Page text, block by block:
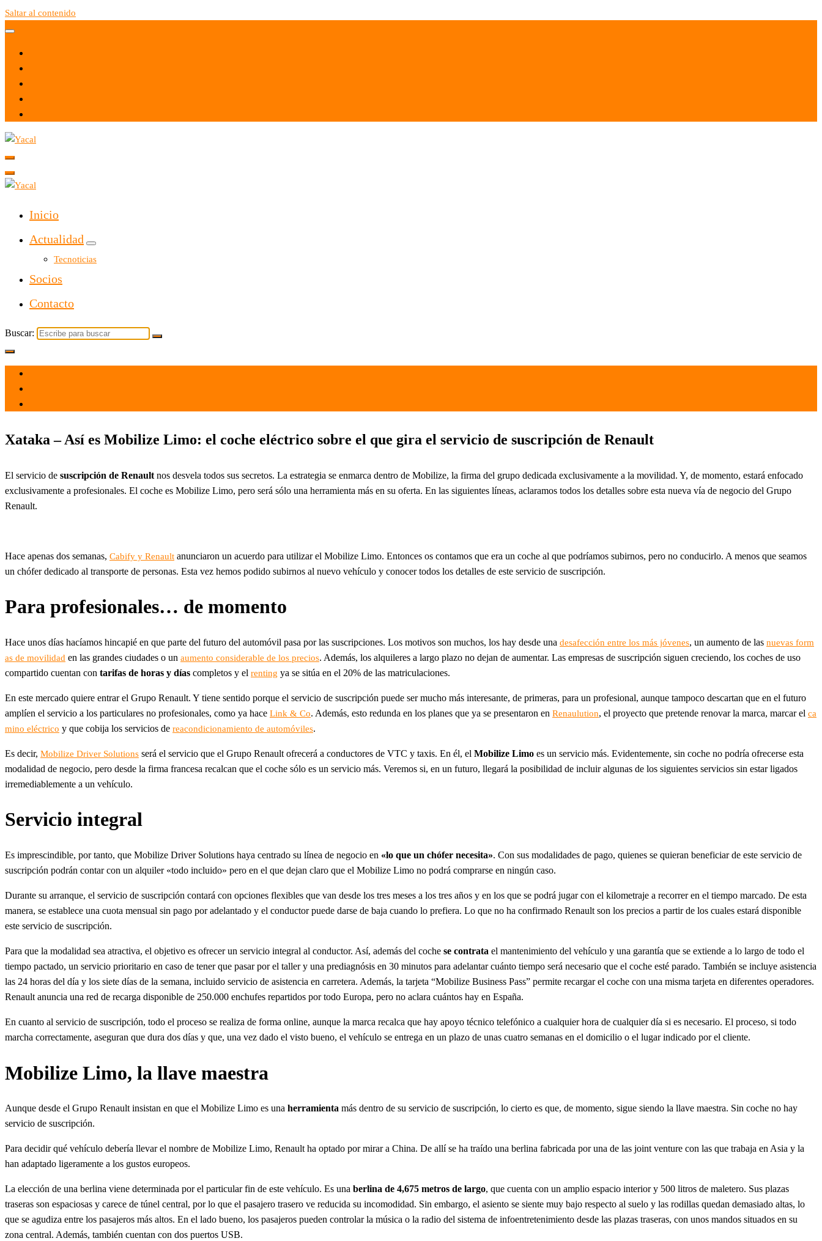
Saltar al contenido
Yacal micro hosting
Inicio
Actualidad
Tecnoticias
Socios
Contacto
Buscar:
Xataka – Así es Mobilize Limo: el coche eléctrico sobre el que gira el servicio de suscripción de Renault
El servicio de suscripción de Renault nos desvela todos sus secretos. La estrategia se enmarca dentro de Mobilize, la firma del grupo dedicada exclusivamente a la movilidad. Y, de momento, estará enfocado
exclusivamente a profesionales. El coche es Mobilize Limo, pero será sólo una herramienta más en su oferta. En las siguientes líneas, aclaramos todos los detalles sobre esta nueva vía de negocio del Grupo
Renault.
Hace apenas dos semanas, Cabify y Renault anunciaron un acuerdo para utilizar el Mobilize Limo. Entonces os contamos que era un coche al que podríamos subirnos, pero no conducirlo. A menos que seamos
un chófer dedicado al transporte de personas. Esta vez hemos podido subirnos al nuevo vehículo y conocer todos los detalles de este servicio de suscripción.
Para profesionales… de momento
Hace unos días hacíamos hincapié en que parte del futuro del automóvil pasa por las suscripciones. Los motivos son muchos, los hay desde una desafección entre los más jóvenes, un aumento de las nuevas form
as de movilidad en las grandes ciudades o un aumento considerable de los precios. Además, los alquileres a largo plazo no dejan de aumentar. Las empresas de suscripción siguen creciendo, los coches de uso
compartido cuentan con tarifas de horas y días completos y el renting ya se sitúa en el 20% de las matriculaciones.
En este mercado quiere entrar el Grupo Renault. Y tiene sentido porque el servicio de suscripción puede ser mucho más interesante, de primeras, para un profesional, aunque tampoco descartan que en el futuro
amplíen el servicio a los particulares no profesionales, como ya hace Link & Co. Además, esto redunda en los planes que ya se presentaron en Renaulution, el proyecto que pretende renovar la marca, marcar el ca
mino eléctrico y que cobija los servicios de reacondicionamiento de automóviles.
Es decir, Mobilize Driver Solutions será el servicio que el Grupo Renault ofrecerá a conductores de VTC y taxis. En él, el Mobilize Limo es un servicio más. Evidentemente, sin coche no podría ofrecerse esta
modalidad de negocio, pero desde la firma francesa recalcan que el coche sólo es un servicio más. Veremos si, en un futuro, llegará la posibilidad de incluir algunas de los siguientes servicios sin estar ligados
irremediablemente a un vehículo.
Servicio integral
Es imprescindible, por tanto, que Mobilize Driver Solutions haya centrado su línea de negocio en «lo que un chófer necesita». Con sus modalidades de pago, quienes se quieran beneficiar de este servicio de
suscripción podrán contar con un alquiler «todo incluido» pero en el que dejan claro que el Mobilize Limo no podrá comprarse en ningún caso.
Durante su arranque, el servicio de suscripción contará con opciones flexibles que van desde los tres meses a los tres años y en los que se podrá jugar con el kilometraje a recorrer en el tiempo marcado. De esta
manera, se establece una cuota mensual sin pago por adelantado y el conductor puede darse de baja cuando lo prefiera. Lo que no ha confirmado Renault son los precios a partir de los cuales estará disponible
este servicio de suscripción.
Para que la modalidad sea atractiva, el objetivo es ofrecer un servicio integral al conductor. Así, además del coche se contrata el mantenimiento del vehículo y una garantía que se extiende a lo largo de todo el
tiempo pactado, un servicio prioritario en caso de tener que pasar por el taller y una prediagnósis en 30 minutos para adelantar cuánto tiempo será necesario que el coche esté parado. También se incluye asistencia
las 24 horas del día y los siete días de la semana, incluido servicio de asistencia en carretera. Además, la tarjeta “Mobilize Business Pass” permite recargar el coche con una misma tarjeta en diferentes operadores.
Renault anuncia una red de recarga disponible de 250.000 enchufes repartidos por todo Europa, pero no aclara cuántos hay en España.
En cuanto al servicio de suscripción, todo el proceso se realiza de forma online, aunque la marca recalca que hay apoyo técnico telefónico a cualquier hora de cualquier día si es necesario. El proceso, si todo
marcha correctamente, aseguran que dura dos días y que, una vez dado el visto bueno, el vehículo se entrega en un plazo de unas cuatro semanas en el domicilio o el lugar indicado por el cliente.
Mobilize Limo, la llave maestra
Aunque desde el Grupo Renault insistan en que el Mobilize Limo es una herramienta más dentro de su servicio de suscripción, lo cierto es que, de momento, sigue siendo la llave maestra. Sin coche no hay
servicio de suscripción.
Para decidir qué vehículo debería llevar el nombre de Mobilize Limo, Renault ha optado por mirar a China. De allí se ha traído una berlina fabricada por una de las joint venture con las que trabaja en Asia y la
han adaptado ligeramente a los gustos europeos.
La elección de una berlina viene determinada por el particular fin de este vehículo. Es una berlina de 4,675 metros de largo, que cuenta con un amplio espacio interior y 500 litros de maletero. Sus plazas
traseras son espaciosas y carece de túnel central, por lo que el pasajero trasero ve reducida su incomodidad. Sin embargo, el asiento se siente muy bajo respecto al suelo y las rodillas quedan demasiado altas, lo
que se agudiza entre los pasajeros más altos. En el lado bueno, los pasajeros pueden controlar la música o la radio del sistema de infoentretenimiento desde las plazas traseras, con unos mandos situados en su
zona central. Además, también cuentan con dos puertos USB.